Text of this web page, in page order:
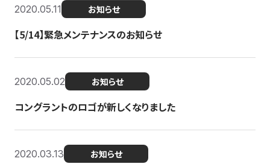
2020.05.11 お知らせ
【5/14】緊急メンテナンスのお知らせ
2020.05.02 お知らせ
コングラントのロゴが新しくなりました
2020.03.13 お知らせ